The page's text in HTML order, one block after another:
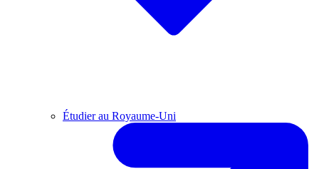
Étudier au Royaume-Uni